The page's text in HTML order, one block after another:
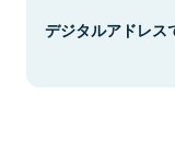
デジタルアドレス